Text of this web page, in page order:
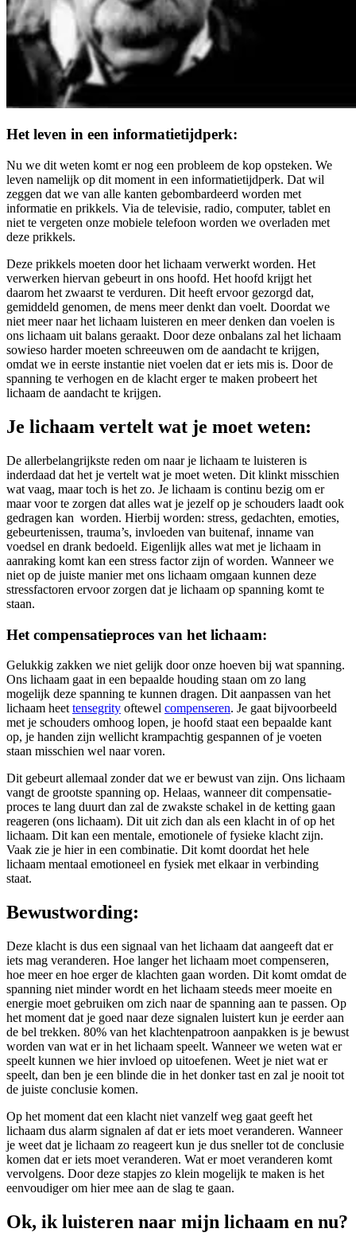
Het leven in een informatietijdperk:
Nu we dit weten komt er nog een probleem de kop opsteken. We
leven namelijk op dit moment in een informatietijdperk. Dat wil
zeggen dat we van alle kanten gebombardeerd worden met
informatie en prikkels. Via de televisie, radio, computer, tablet en
niet te vergeten onze mobiele telefoon worden we overladen met
deze prikkels.
Deze prikkels moeten door het lichaam verwerkt worden. Het
verwerken hiervan gebeurt in ons hoofd. Het hoofd krijgt het
daarom het zwaarst te verduren. Dit heeft ervoor gezorgd dat,
gemiddeld genomen, de mens meer denkt dan voelt. Doordat we
niet meer naar het lichaam luisteren en meer denken dan voelen is
ons lichaam uit balans geraakt. Door deze onbalans zal het lichaam
sowieso harder moeten schreeuwen om de aandacht te krijgen,
omdat we in eerste instantie niet voelen dat er iets mis is. Door de
spanning te verhogen en de klacht erger te maken probeert het
lichaam de aandacht te krijgen.
Je lichaam vertelt wat je moet weten:
De allerbelangrijkste reden om naar je lichaam te luisteren is
inderdaad dat het je vertelt wat je moet weten. Dit klinkt misschien
wat vaag, maar toch is het zo. Je lichaam is continu bezig om er
maar voor te zorgen dat alles wat je jezelf op je schouders laadt ook
gedragen kan worden. Hierbij worden: stress, gedachten, emoties,
gebeurtenissen, trauma’s, invloeden van buitenaf, inname van
voedsel en drank bedoeld. Eigenlijk alles wat met je lichaam in
aanraking komt kan een stress factor zijn of worden. Wanneer we
niet op de juiste manier met ons lichaam omgaan kunnen deze
stressfactoren ervoor zorgen dat je lichaam op spanning komt te
staan.
Het compensatieproces van het lichaam:
Gelukkig zakken we niet gelijk door onze hoeven bij wat spanning.
Ons lichaam gaat in een bepaalde houding staan om zo lang
mogelijk deze spanning te kunnen dragen. Dit aanpassen van het
lichaam heet tensegrity oftewel compenseren. Je gaat bijvoorbeeld
met je schouders omhoog lopen, je hoofd staat een bepaalde kant
op, je handen zijn wellicht krampachtig gespannen of je voeten
staan misschien wel naar voren.
Dit gebeurt allemaal zonder dat we er bewust van zijn. Ons lichaam
vangt de grootste spanning op. Helaas, wanneer dit compensatie-
proces te lang duurt dan zal de zwakste schakel in de ketting gaan
reageren (ons lichaam). Dit uit zich dan als een klacht in of op het
lichaam. Dit kan een mentale, emotionele of fysieke klacht zijn.
Vaak zie je hier in een combinatie. Dit komt doordat het hele
lichaam mentaal emotioneel en fysiek met elkaar in verbinding
staat.
Bewustwording:
Deze klacht is dus een signaal van het lichaam dat aangeeft dat er
iets mag veranderen. Hoe langer het lichaam moet compenseren,
hoe meer en hoe erger de klachten gaan worden. Dit komt omdat de
spanning niet minder wordt en het lichaam steeds meer moeite en
energie moet gebruiken om zich naar de spanning aan te passen. Op
het moment dat je goed naar deze signalen luistert kun je eerder aan
de bel trekken. 80% van het klachtenpatroon aanpakken is je bewust
worden van wat er in het lichaam speelt. Wanneer we weten wat er
speelt kunnen we hier invloed op uitoefenen. Weet je niet wat er
speelt, dan ben je een blinde die in het donker tast en zal je nooit tot
de juiste conclusie komen.
Op het moment dat een klacht niet vanzelf weg gaat geeft het
lichaam dus alarm signalen af dat er iets moet veranderen. Wanneer
je weet dat je lichaam zo reageert kun je dus sneller tot de conclusie
komen dat er iets moet veranderen. Wat er moet veranderen komt
vervolgens. Door deze stapjes zo klein mogelijk te maken is het
eenvoudiger om hier mee aan de slag te gaan.
Ok, ik luisteren naar mijn lichaam en nu?